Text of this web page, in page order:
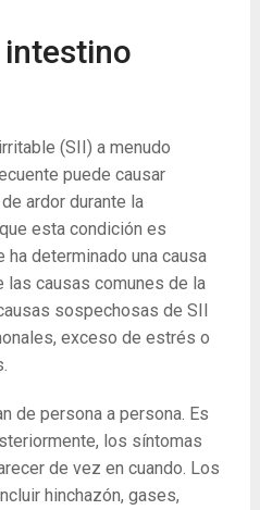
(SII) a menudo
puede causar
ardor durante la
esta condición es
ha determinado una causa
las causas comunes de la
sospechosas de SII
exceso de estrés o
de persona a persona. Es
los síntomas
de vez en cuando. Los
hinchazón, gases,